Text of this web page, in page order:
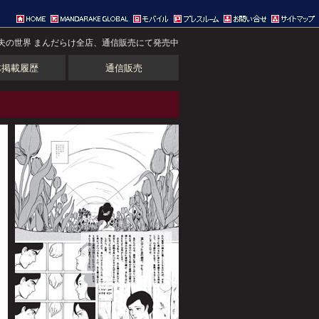
の世界 まんだらけ全店、通信販売にて発売中
載履歴 通信販売